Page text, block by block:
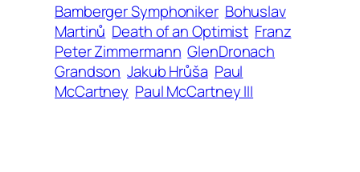
Bamberger Symphoniker Bohuslav
Martinů Death of an Optimist Franz
Peter Zimmermann GlenDronach
Grandson Jakub Hrůša Paul
McCartney Paul McCartney III